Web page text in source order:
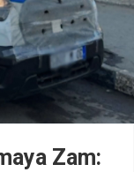
Zam: